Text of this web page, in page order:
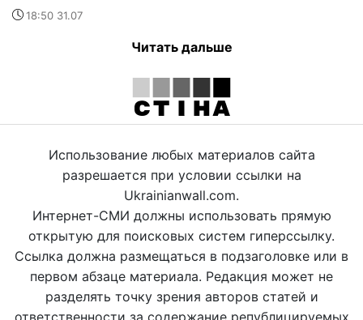
18:50 31.07
Читать дальше
Использование любых материалов сайта
разрешается при условии ссылки на
Ukrainianwall.com.
Интернет-СМИ должны использовать прямую
открытую для поисковых систем гиперссылку.
Ссылка должна размещаться в подзаголовке или в
первом абзаце материала. Редакция может не
разделять точку зрения авторов статей и
ответственности за содержание републицируемых